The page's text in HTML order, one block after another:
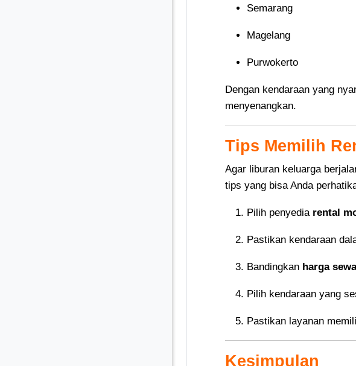
Semarang
Magelang
Purwokerto
Dengan kendaraan yang
menyenangkan.
Tips Memilih
Agar liburan keluarga
tips yang bisa Anda
Pilih penyedia rental
Pastikan kendaraan
Bandingkan harga
Pilih kendaraan yang
Pastikan layanan
Kesimpulan